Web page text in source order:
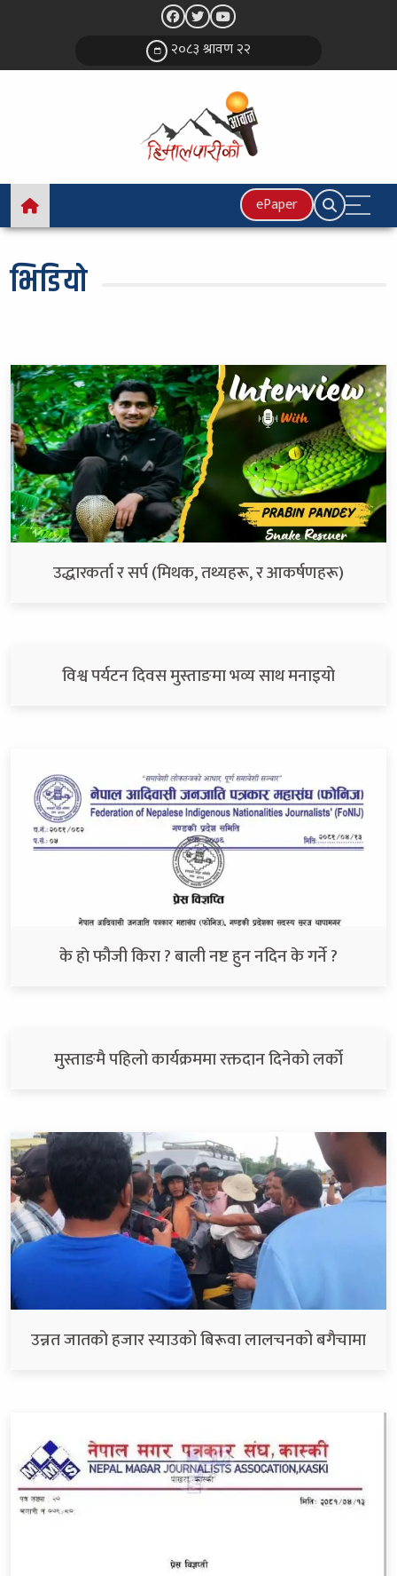
२०८३ श्रावण २२
ePaper
भिडियो
उद्धारकर्ता र सर्प (मिथक, तथ्यहरू, र आकर्षणहरू)
विश्व पर्यटन दिवस मुस्ताङमा भव्य साथ मनाइयो
के हाे फौजी किरा ? बाली नष्ट हुन नदिन के गर्ने ?
मुस्ताङमै पहिलो कार्यक्रममा रक्तदान दिनेको लर्को
उन्नत जातको हजार स्याउको बिरूवा लालचनको बगैचामा